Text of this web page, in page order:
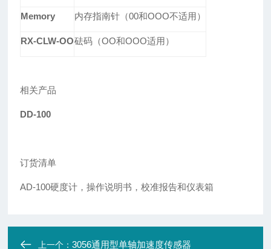
Memory 内存指南针（00和OOO不适用）
RX-CLW-OO砝码（OO和OOO适用）
相关产品
DD-100
订货清单
AD-100硬度计，操作说明书，校准报告和仪表箱
上一个：3056通用型单轴加速度传感器